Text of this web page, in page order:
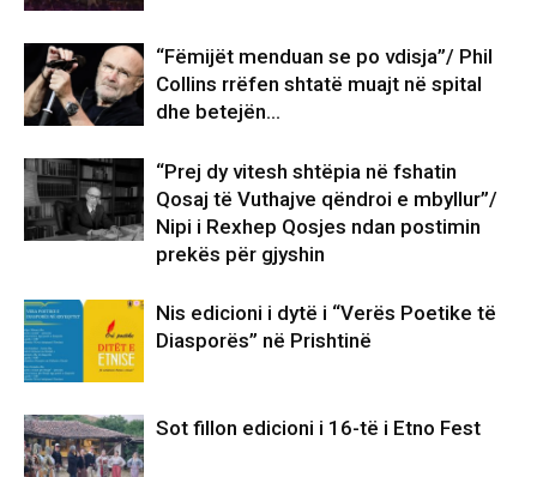
“Fëmijët menduan se po vdisja”/ Phil
Collins rrëfen shtatë muajt në spital
dhe betejën…
“Prej dy vitesh shtëpia në fshatin
Qosaj të Vuthajve qëndroi e mbyllur”/
Nipi i Rexhep Qosjes ndan postimin
prekës për gjyshin
Nis edicioni i dytë i “Verës Poetike të
Diasporës” në Prishtinë
Sot fillon edicioni i 16-të i Etno Fest